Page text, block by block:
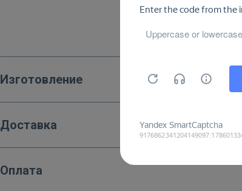
Изготовление
Доставка
Оплата